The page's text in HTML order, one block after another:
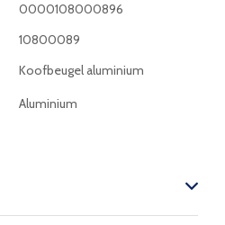
0000108000896
10800089
Koofbeugel aluminium
Aluminium